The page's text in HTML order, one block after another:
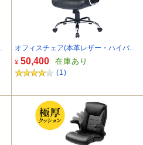
オフィスチェア(本革レザー・ハイバ...
¥ 50,400 在庫あり
(1)